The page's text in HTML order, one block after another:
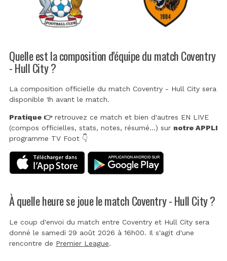
Quelle est la composition d'équipe du match Coventry
- Hull City ?
La composition officielle du match Coventry - Hull City sera
disponible 1h avant le match.
Pratique 👉retrouvez ce match et bien d'autres EN LIVE
(compos officielles, stats, notes, résumé...) sur notre APPLI
programme TV Foot 👇
À quelle heure se joue le match Coventry - Hull City ?
Le coup d'envoi du match entre Coventry et Hull City sera
donné le samedi 29 août 2026 à 16h00. Il s'agit d'une
rencontre de Premier League.